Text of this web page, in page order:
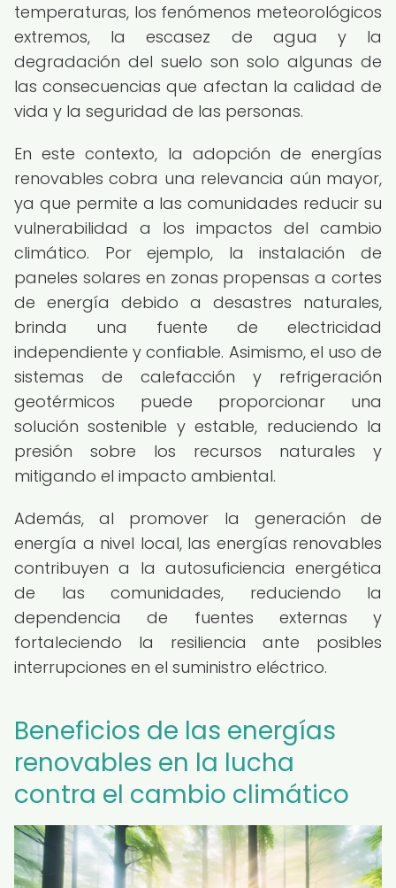
temperaturas, los fenómenos meteorológicos
extremos, la escasez de agua y la
degradación del suelo son solo algunas de
las consecuencias que afectan la calidad de
vida y la seguridad de las personas.
En este contexto, la adopción de energías
renovables cobra una relevancia aún mayor,
ya que permite a las comunidades reducir su
vulnerabilidad a los impactos del cambio
climático. Por ejemplo, la instalación de
paneles solares en zonas propensas a cortes
de energía debido a desastres naturales,
brinda una fuente de electricidad
independiente y confiable. Asimismo, el uso de
sistemas de calefacción y refrigeración
geotérmicos puede proporcionar una
solución sostenible y estable, reduciendo la
presión sobre los recursos naturales y
mitigando el impacto ambiental.
Además, al promover la generación de
energía a nivel local, las energías renovables
contribuyen a la autosuficiencia energética
de las comunidades, reduciendo la
dependencia de fuentes externas y
fortaleciendo la resiliencia ante posibles
interrupciones en el suministro eléctrico.
Beneficios de las energías
renovables en la lucha
contra el cambio climático